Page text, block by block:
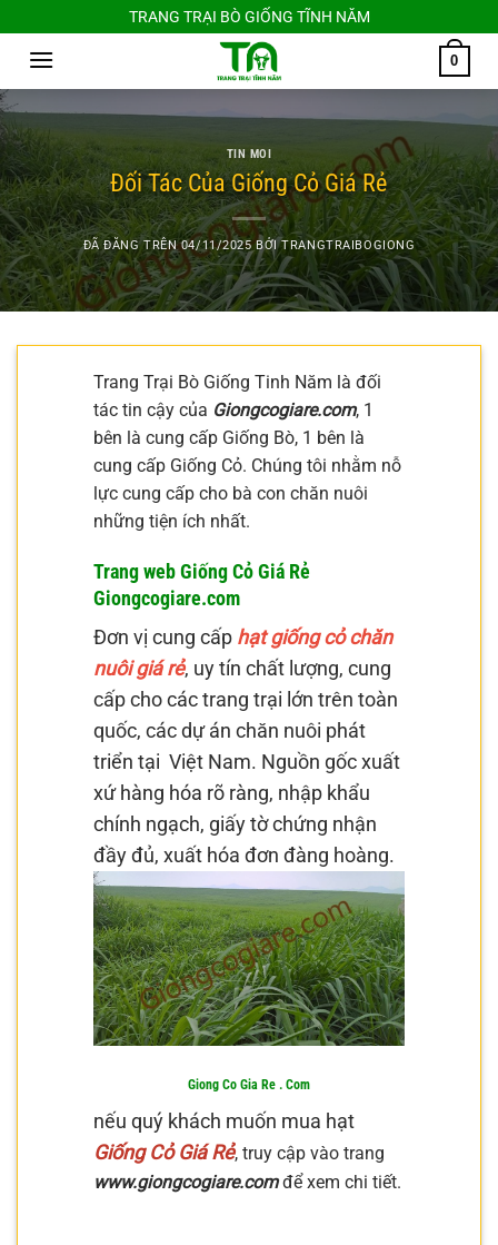
đến
dung
TRANG TRẠI BÒ GIỐNG TĨNH NĂM
0
TIN MOI
Đối Tác Của Giống Cỏ Giá Rẻ
ĐÃ ĐĂNG TRÊN04/11/2025 BỞITRANGTRAIBOGIONG
Trang Trại Bò Giống Tinh Năm là đối
tác tin cậy của Giongcogiare.com, 1
bên là cung cấp Giống Bò, 1 bên là
cung cấp Giống Cỏ. Chúng tôi nhằm nỗ
lực cung cấp cho bà con chăn nuôi
những tiện ích nhất.
Trang web Giống Cỏ Giá Rẻ
Giongcogiare.com
Đơn vị cung cấp hạt giống cỏ chăn
nuôi giá rẻ, uy tín chất lượng, cung
cấp cho các trang trại lớn trên toàn
quốc, các dự án chăn nuôi phát
triển tại Việt Nam. Nguồn gốc xuất
xứ hàng hóa rõ ràng, nhập khẩu
chính ngạch, giấy tờ chứng nhận
đầy đủ, xuất hóa đơn đàng hoàng.
Giong Co Gia Re . Com
nếu quý khách muốn mua hạt
Giống Cỏ Giá Rẻ, truy cập vào trang
www.giongcogiare.comđể xem chi tiết.